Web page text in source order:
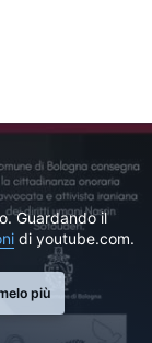
Guardando il
di youtube.com.
più